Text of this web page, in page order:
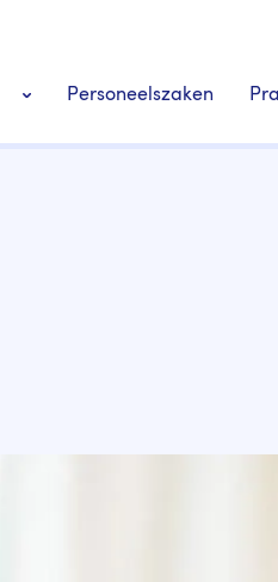
Personeelszaken